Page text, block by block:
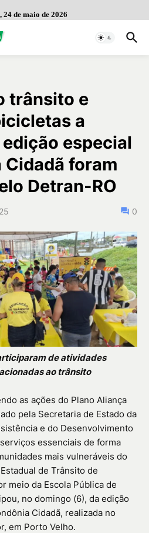
24 de maio de 2026
trânsito e
a
especial
Cidadã foram
Detran-RO
0
de atividades
ao trânsito
as ações do Plano Aliança
pela Secretaria de Estado da
e do Desenvolvimento
essenciais de forma
mais vulneráveis do
de Trânsito de
meio da Escola Pública de
no domingo (6), da edição
Cidadã, realizada no
em Porto Velho.